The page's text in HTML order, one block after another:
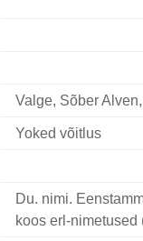
Valge, Sõber
Yoked võitlus
Du. nimi.
koos erl-nimetused